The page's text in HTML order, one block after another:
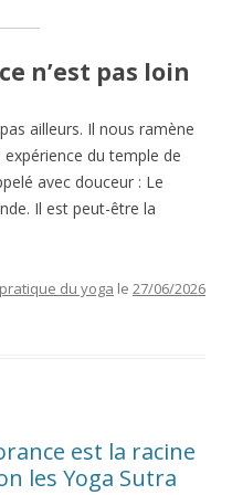
n’est pas loin
ailleurs. Il nous ramène
expérience du temple de
avec douceur : Le
Il est peut-être la
du yoga le 27/06/2026
est la racine
les Yoga Sutra